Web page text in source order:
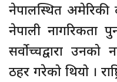
नेपालस्थित अमेरिकी
नेपाली नागरिकता
सर्वोच्चद्वारा
ठहर गरेको थियो ।